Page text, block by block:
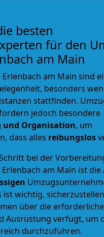
besten
für den
am Main
am Main sind
besonders
stattfinden.
jedoch besondere
und Organisation, um
dass alles reibungslos
bei der
am Main ist die
ist wichtig,
über die erforderliche
Ausrüstung verfügt, um
durchzuführen.